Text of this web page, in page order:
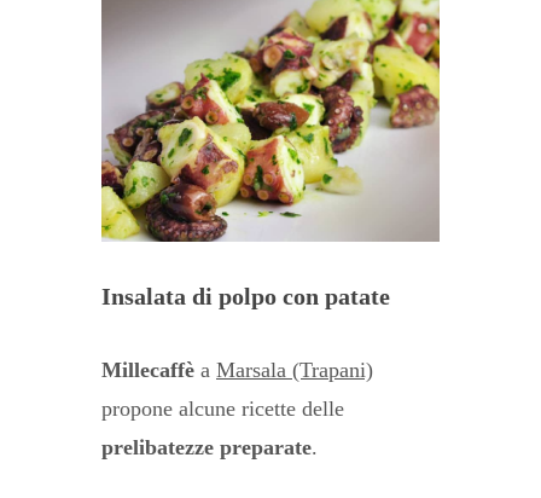
Insalata di polpo con patate
Millecaffè a Marsala (Trapani)
propone alcune ricette delle
prelibatezze preparate.